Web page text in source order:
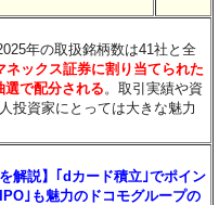
年の取扱銘柄数は41社と全
ネックス証券に割り当てられた
選で配分される。取引実績や資
投資家にとっては大きな魅力
解説】｢dカード積立｣でポイン
｣も魅力のドコモグループの